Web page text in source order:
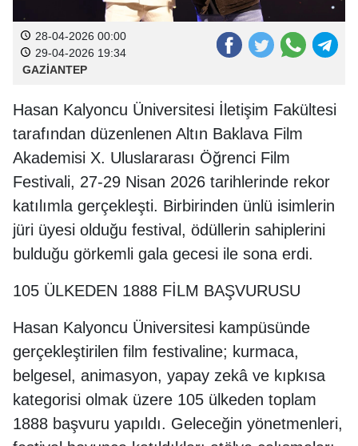
28-04-2026 00:00
29-04-2026 19:34
GAZİANTEP
Hasan Kalyoncu Üniversitesi İletişim Fakültesi
tarafından düzenlenen Altın Baklava Film
Akademisi X. Uluslararası Öğrenci Film
Festivali, 27-29 Nisan 2026 tarihlerinde rekor
katılımla gerçekleşti. Birbirinden ünlü isimlerin
jüri üyesi olduğu festival, ödüllerin sahiplerini
bulduğu görkemli gala gecesi ile sona erdi.
105 ÜLKEDEN 1888 FİLM BAŞVURUSU
Hasan Kalyoncu Üniversitesi kampüsünde
gerçekleştirilen film festivaline; kurmaca,
belgesel, animasyon, yapay zekâ ve kıpkısa
kategorisi olmak üzere 105 ülkeden toplam
1888 başvuru yapıldı. Geleceğin yönetmenleri,